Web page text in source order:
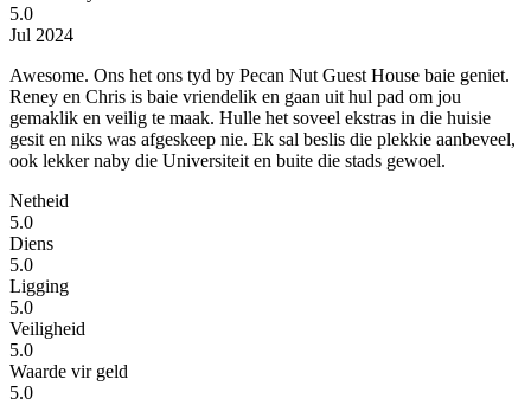
5.0
Jul 2024
Awesome. Ons het ons tyd by Pecan Nut Guest House baie geniet.
Reney en Chris is baie vriendelik en gaan uit hul pad om jou
gemaklik en veilig te maak. Hulle het soveel ekstras in die huisie
gesit en niks was afgeskeep nie. Ek sal beslis die plekkie aanbeveel,
ook lekker naby die Universiteit en buite die stads gewoel.
Netheid
5.0
Diens
5.0
Ligging
5.0
Veiligheid
5.0
Waarde vir geld
5.0